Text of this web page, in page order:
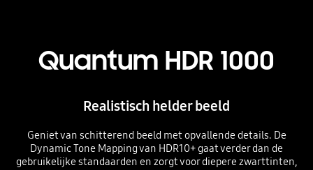
Quantum HDR 1000
Realistisch helder beeld
Geniet van schitterend beeld met opvallende details. De
Dynamic Tone Mapping van HDR10+ gaat verder dan de
gebruikelijke standaarden en zorgt voor diepere zwarttinten,